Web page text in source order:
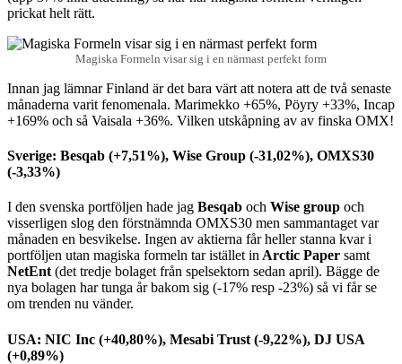
prickat helt rätt.
Magiska Formeln visar sig i en närmast perfekt form
Innan jag lämnar Finland är det bara värt att notera att de två senaste
månaderna varit fenomenala. Marimekko +65%, Pöyry +33%, Incap
+169% och så Vaisala +36%. Vilken utskåpning av av finska OMX!
Sverige: Besqab (+7,51%), Wise Group (-31,02%), OMXS30
(-3,33%)
I den svenska portföljen hade jag Besqab och Wise group och
visserligen slog den förstnämnda OMXS30 men sammantaget var
månaden en besvikelse. Ingen av aktierna får heller stanna kvar i
portföljen utan magiska formeln tar istället inArctic Paper samt
NetEnt(det tredje bolaget från spelsektorn sedan april). Bägge de
nya bolagen har tunga år bakom sig (-17% resp -23%) så vi får se
om trenden nu vänder.
USA: NIC Inc (+40,80%), Mesabi Trust (-9,22%), DJ USA
(+0,89%)